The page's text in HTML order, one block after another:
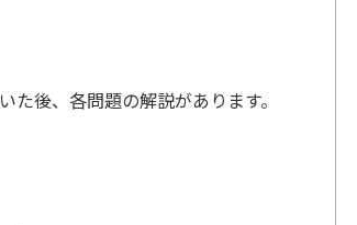
後、各問題の解説があります。